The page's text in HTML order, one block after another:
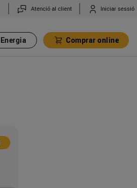
Atenció al client Iniciar sessió
Energia Comprar online